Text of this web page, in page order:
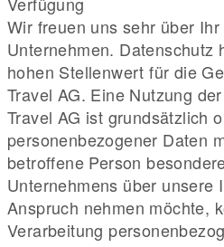
Wir freuen uns sehr über
Unternehmen. Datenschutz
hohen Stellenwert für die
Travel AG. Eine Nutzung
Travel AG ist grundsätzlich
personenbezogener Daten
betroffene Person
Unternehmens über unsere
Anspruch nehmen möchte,
Verarbeitung